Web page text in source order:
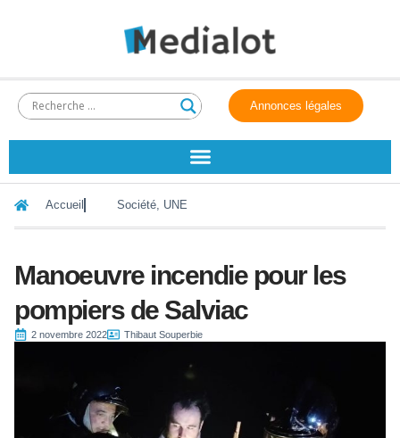
Annonces légales
Accueil Société, UNE
Manoeuvre incendie pour les
pompiers de Salviac
2 novembre 2022 Thibaut Souperbie